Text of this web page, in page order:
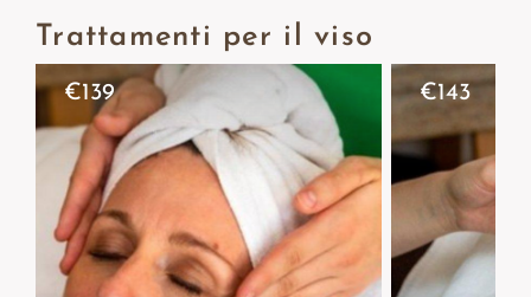
Trattamenti per il viso
€139 €143